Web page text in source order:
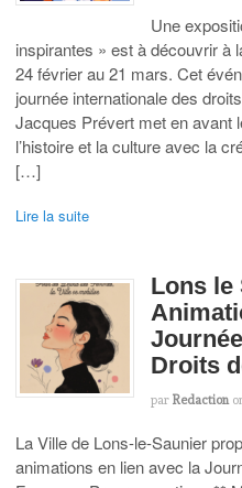
Une
inspirantes » est à découvrir à
24 février au 21 mars. Cet
journée internationale des
Jacques Prévert met en avant
l’histoire et la culture avec la
[…]
Lire la suite
Lons le
Droits
par Redaction
La Ville de Lons-le-Saunier
animations en lien avec la